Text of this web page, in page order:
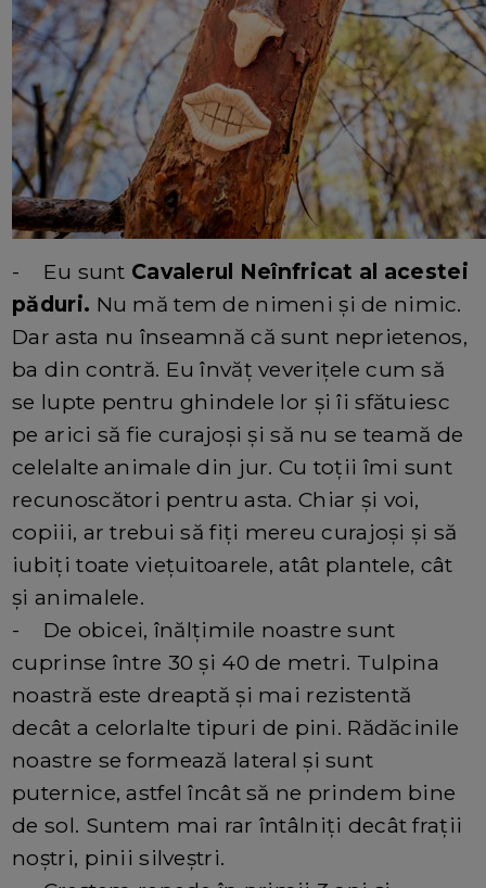
- Eu sunt Cavalerul Neînfricat al acestei
păduri. Nu mă tem de nimeni și de nimic.
Dar asta nu înseamnă că sunt neprietenos,
ba din contră. Eu învăț veverițele cum să
se lupte pentru ghindele lor și îi sfătuiesc
pe arici să fie curajoși și să nu se teamă de
celelalte animale din jur. Cu toții îmi sunt
recunoscători pentru asta. Chiar și voi,
copiii, ar trebui să fiți mereu curajoși și să
iubiți toate viețuitoarele, atât plantele, cât
și animalele.
- De obicei, înălțimile noastre sunt
cuprinse între 30 și 40 de metri. Tulpina
noastră este dreaptă și mai rezistentă
decât a celorlalte tipuri de pini. Rădăcinile
noastre se formează lateral și sunt
puternice, astfel încât să ne prindem bine
de sol. Suntem mai rar întâlniți decât frații
noștri, pinii silveștri.